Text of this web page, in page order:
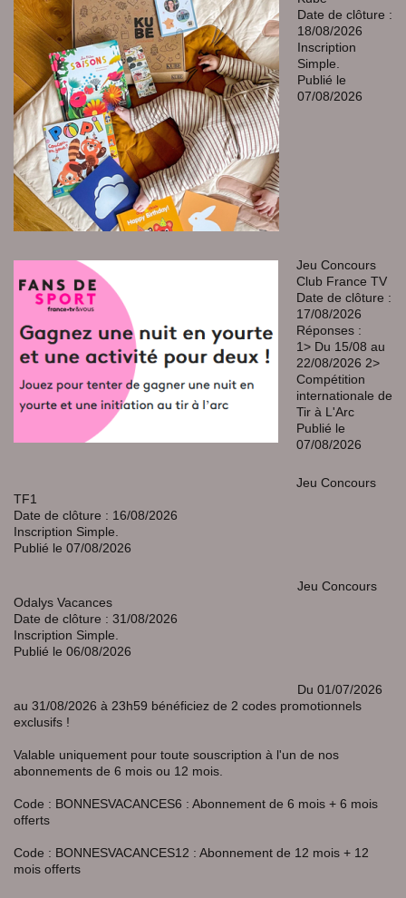
Date de clôture :
18/08/2026
Inscription
Simple.
Publié le
07/08/2026
Jeu Concours
Club France TV
Date de clôture :
17/08/2026
Réponses :
1> Du 15/08 au
22/08/2026 2>
Compétition
internationale de
Tir à L'Arc
Publié le
07/08/2026
Jeu Concours
TF1
Date de clôture : 16/08/2026
Inscription Simple.
Publié le 07/08/2026
Jeu Concours
Odalys Vacances
Date de clôture : 31/08/2026
Inscription Simple.
Publié le 06/08/2026
Du 01/07/2026
au 31/08/2026 à 23h59 bénéficiez de 2 codes promotionnels
exclusifs !
Valable uniquement pour toute souscription à l'un de nos
abonnements de 6 mois ou 12 mois.
Code : BONNESVACANCES6 : Abonnement de 6 mois + 6 mois
offerts
Code : BONNESVACANCES12 : Abonnement de 12 mois + 12
mois offerts